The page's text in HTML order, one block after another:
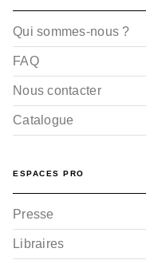
Qui sommes-nous ?
FAQ
Nous contacter
Catalogue
ESPACES PRO
Presse
Libraires